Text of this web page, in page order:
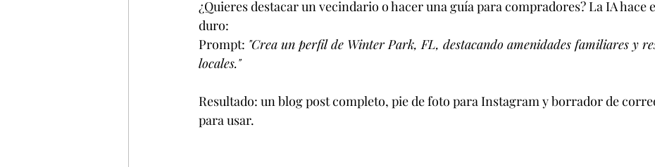
¿Quieres destacar un vecindario o hacer una guía para compradores? La IA hace
duro:
Prompt: "Crea un perfil de Winter Park, FL, destacando amenidades familiares y
locales."
Resultado: un blog post completo, pie de foto para Instagram y borrador de
para usar.